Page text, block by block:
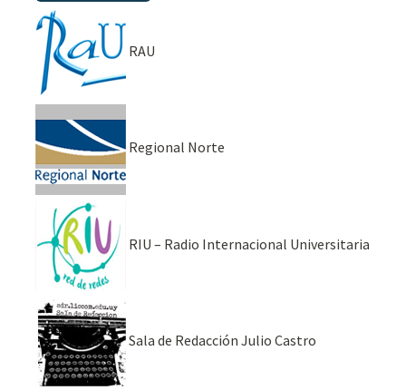
RAU
Regional Norte
RIU – Radio Internacional Universitaria
Sala de Redacción Julio Castro